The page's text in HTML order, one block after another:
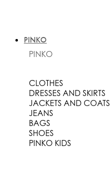
PINKO
PINKO
CLOTHES
DRESSES AND SKIRTS
JACKETS AND COATS
JEANS
BAGS
SHOES
PINKO KIDS